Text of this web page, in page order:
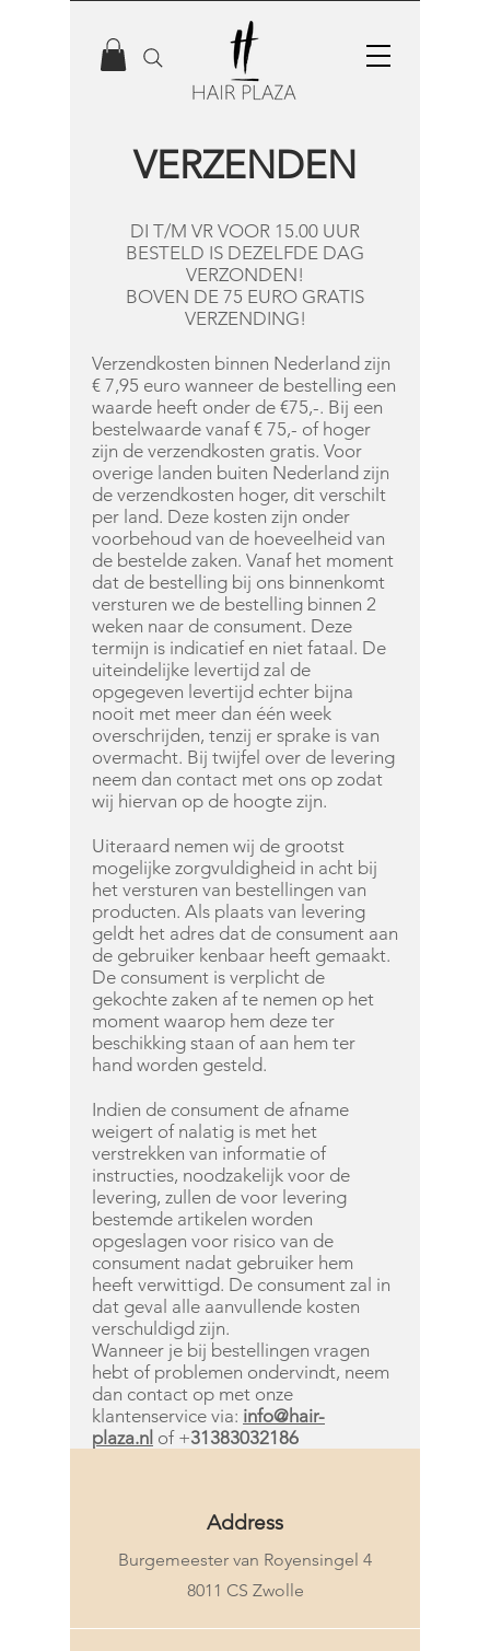
VERZENDEN
DI T/M VR VOOR 15.00 UUR
BESTELD IS DEZELFDE DAG
VERZONDEN!
BOVEN DE 75 EURO GRATIS
VERZENDING!
Verzendkosten binnen Nederland zijn
€ 7,95 euro wanneer de bestelling een
waarde heeft onder de €75,-. Bij een
bestelwaarde vanaf € 75,- of hoger
zijn de verzendkosten gratis. Voor
overige landen buiten Nederland zijn
de verzendkosten hoger, dit verschilt
per land. Deze kosten zijn onder
voorbehoud van de hoeveelheid van
de bestelde zaken. Vanaf het moment
dat de bestelling bij ons binnenkomt
versturen we de bestelling binnen 2
weken naar de consument. Deze
termijn is indicatief en niet fataal. De
uiteindelijke levertijd zal de
opgegeven levertijd echter bijna
nooit met meer dan één week
overschrijden, tenzij er sprake is van
overmacht. Bij twijfel over de levering
neem dan contact met ons op zodat
wij hiervan op de hoogte zijn.
Uiteraard nemen wij de grootst
mogelijke zorgvuldigheid in acht bij
het versturen van bestellingen van
producten. Als plaats van levering
geldt het adres dat de consument aan
de gebruiker kenbaar heeft gemaakt.
De consument is verplicht de
gekochte zaken af te nemen op het
moment waarop hem deze ter
beschikking staan of aan hem ter
hand worden gesteld.
Indien de consument de afname
weigert of nalatig is met het
verstrekken van informatie of
instructies, noodzakelijk voor de
levering, zullen de voor levering
bestemde artikelen worden
opgeslagen voor risico van de
consument nadat gebruiker hem
heeft verwittigd. De consument zal in
dat geval alle aanvullende kosten
verschuldigd zijn.
Wanneer je bij bestellingen vragen
hebt of problemen ondervindt, neem
dan contact op met onze
klantenservice via: info@hair-
plaza.nl of +31383032186
Address
Burgemeester van Royensingel 4
8011 CS Zwolle